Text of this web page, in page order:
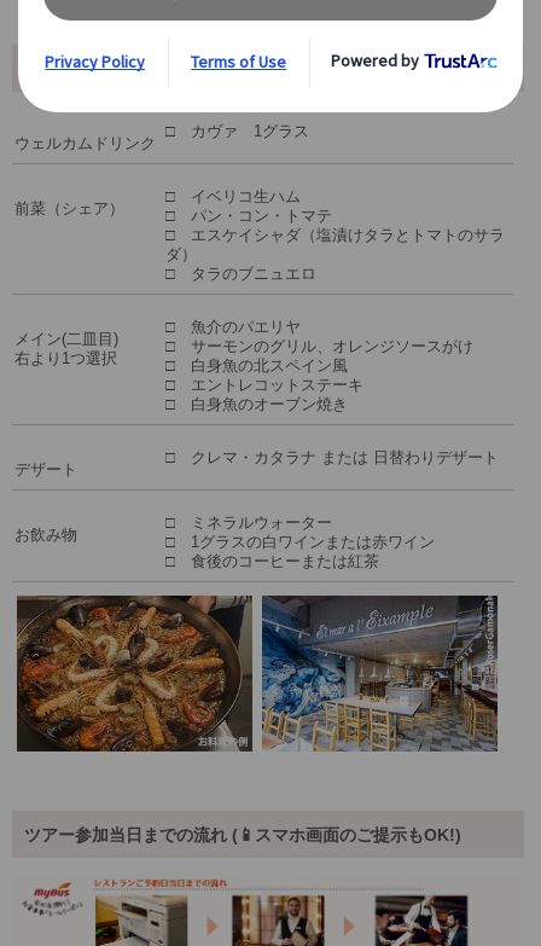
🥘食事内容一例
ウェルカムドリンク
□ カヴァ 1グラス
前菜（シェア）
□ イベリコ生ハム
□ パン・コン・トマテ
□ エスケイシャダ（塩漬けタラとトマトのサラ
ダ）
□ タラのブニュエロ
メイン(二皿目)
右より1つ選択
□ 魚介のパエリヤ
□ サーモンのグリル、オレンジソースがけ
□ 白身魚の北スペイン風
□ エントレコットステーキ
□ 白身魚のオーブン焼き
デザート
□ クレマ・カタラナ または 日替わりデザート
お飲み物
□ ミネラルウォーター
□ 1グラスの白ワインまたは赤ワイン
□ 食後のコーヒーまたは紅茶
ツアー参加当日までの流れ (📱スマホ画面のご提示もOK!)